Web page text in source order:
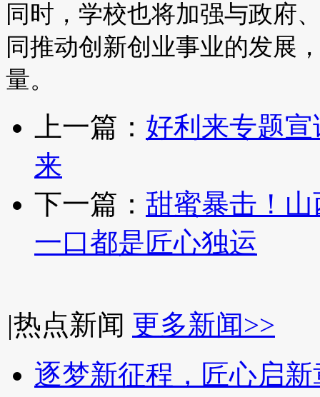
同时，学校也将加强与政府
同推动创新创业事业的发展
量。
上一篇： 好利来专题
来
下一篇： 甜蜜暴击！
一口都是匠心独运
|热点新闻 更多新闻>>
逐梦新征程，匠心启新